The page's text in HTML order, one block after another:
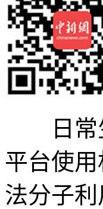
日常生
平台使
法分子